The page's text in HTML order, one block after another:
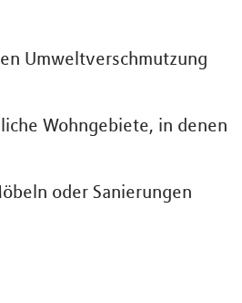
Umweltverschmutzung
Wohngebiete, in denen
oder Sanierungen